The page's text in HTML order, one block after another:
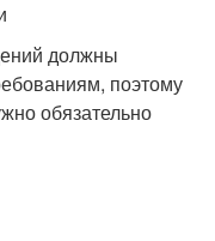
должны
поэтому
обязательно